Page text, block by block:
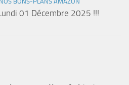
01 Décembre 2025 !!!